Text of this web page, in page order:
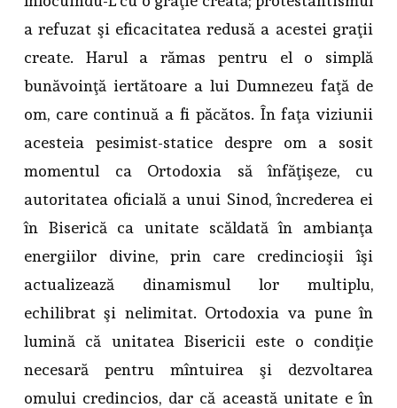
a refuzat şi eficacitatea redusă a acestei graţii
create. Harul a rămas pentru el o simplă
bunăvoinţă iertătoare a lui Dumnezeu faţă de
om, care continuă a fi păcătos. În faţa viziunii
acesteia pesimist-statice despre om a sosit
momentul ca Ortodoxia să înfăţişeze, cu
autoritatea oficială a unui Sinod, încrederea ei
în Biserică ca unitate scăldată în ambianţa
energiilor divine, prin care credincioşii îşi
actualizează dinamismul lor multiplu,
echilibrat şi nelimitat. Ortodoxia va pune în
lumină că unitatea Bisericii este o condiţie
necesară pentru mîntuirea şi dezvoltarea
omului credincios, dar că această unitate e în